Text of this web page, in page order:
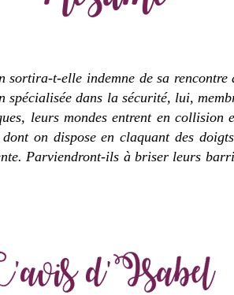
t-elle indemne de sa
spécialisée dans la sécurité, lui,
leurs mondes entrent en
on dispose en claquant des
Parviendront-ils à briser leurs